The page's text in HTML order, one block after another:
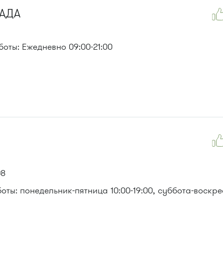
Ежедневно 09:00-21:00
понедельник-пятница 10:00-19:00, суббота-